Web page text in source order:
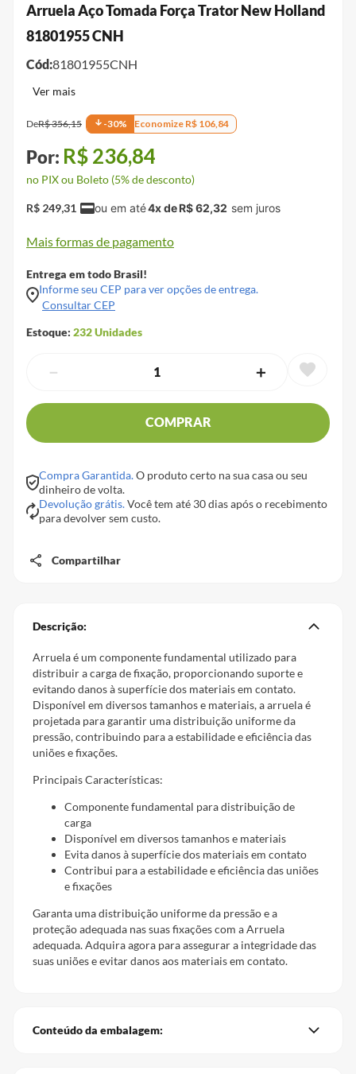
Arruela Aço Tomada Força Trator New Holland
81801955 CNH
Cód:81801955CNH
DeR$356,15 -30% Economize R$ 106,84
R$236,84
no PIX ou Boleto (5% de desconto)
R$ 249,31 4x deR$62,32
Mais formas de pagamento
Entrega em todo Brasil!
Informe seu CEP para ver opções de entrega.
Consultar CEP
Estoque: 232Unidades
＋
－
COMPRAR
Compra Garantida.O produto certo na sua casa ou seu
dinheiro de volta.
Devolução grátis.Você tem até 30 dias após o recebimento
para devolver sem custo.
Compartilhar
Descrição:
Arruela é um componente fundamental utilizado para
distribuir a carga de fixação, proporcionando suporte e
evitando danos à superfície dos materiais em contato.
Disponível em diversos tamanhos e materiais, a arruela é
projetada para garantir uma distribuição uniforme da
pressão, contribuindo para a estabilidade e eficiência das
uniões e fixações.
Principais Características:
Componente fundamental para distribuição de
carga
Disponível em diversos tamanhos e materiais
Evita danos à superfície dos materiais em contato
Contribui para a estabilidade e eficiência das uniões
e fixações
Garanta uma distribuição uniforme da pressão e a
proteção adequada nas suas fixações com a Arruela
adequada. Adquira agora para assegurar a integridade das
suas uniões e evitar danos aos materiais em contato.
Conteúdo da embalagem: